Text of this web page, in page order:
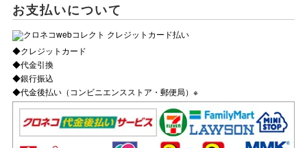
お支払いについて
◆クレジットカード
◆代金引換
◆銀行振込
◆代金後払い（コンビニエンスストア・郵便局）※